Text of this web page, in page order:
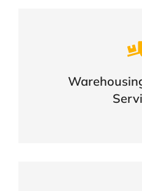
Careful
VIEW